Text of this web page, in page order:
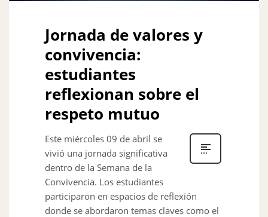
Jornada de valores y
convivencia:
estudiantes
reflexionan sobre el
respeto mutuo
Este miércoles 09 de abril se
vivió una jornada significativa
dentro de la Semana de la
Convivencia. Los estudiantes
participaron en espacios de reflexión
donde se abordaron temas claves como el